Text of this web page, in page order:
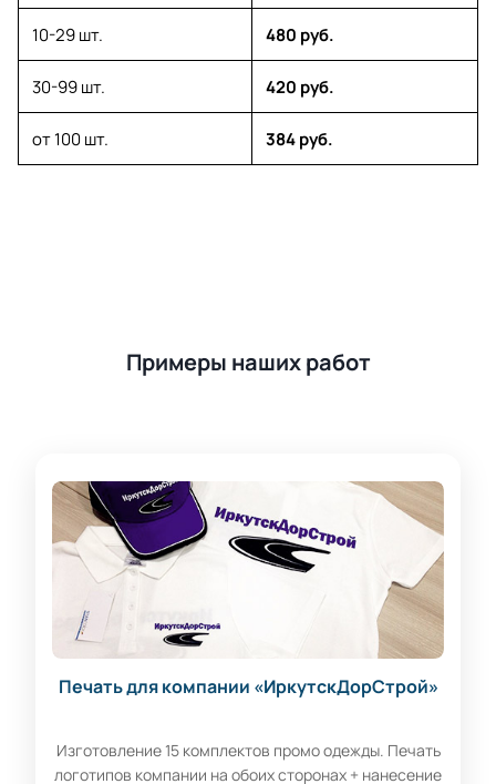
10-29 шт. 480 руб.
30-99 шт. 420 руб.
от 100 шт. 384 руб.
Примеры наших работ
Печать для компании «ИркутскДорСтрой»
Изготовление 15 комплектов промо одежды. Печать
логотипов компании на обоих сторонах + нанесение